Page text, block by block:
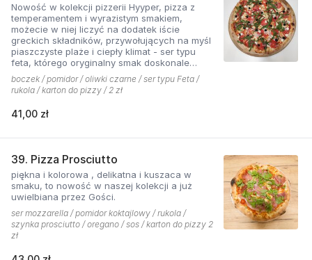
Nowość w kolekcji pizzerii Hyyper, pizza z
temperamentem i wyrazistym smakiem,
możecie w niej liczyć na dodatek iście
greckich składników, przywołujących na myśl
piaszczyste plaże i ciepły klimat - ser typu
feta, którego oryginalny smak doskonale
współgra z przypieczoną czerwoną cebulką,
a także oliwki czarne, które nadają pizzy
wyjątkowo greckiego charakteru, wszystko to
grillowanego boczku. Jest to pizza dla
boją się poznawać nowych połączeń.
boczek / pomidor / oliwki czarne / ser typu Feta /
rukola / karton do pizzy / 2 zł
41,00 zł
39. Pizza Prosciutto
piękna i kolorowa , delikatna i kuszaca w
smaku, to nowość w naszej kolekcji a już
uwielbiana przez Gości.
ser mozzarella / pomidor koktajlowy / rukola /
szynka prosciutto / oregano / sos / karton do pizzy 2
zł